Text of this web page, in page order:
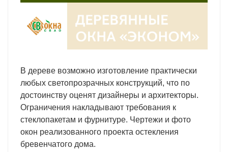
В дереве возможно изготовление практически
любых светопрозрачных конструкций, что по
достоинству оценят дизайнеры и архитекторы.
Ограничения накладывают требования к
стеклопакетам и фурнитуре. Чертежи и фото
окон реализованного проекта остекления
бревенчатого дома.